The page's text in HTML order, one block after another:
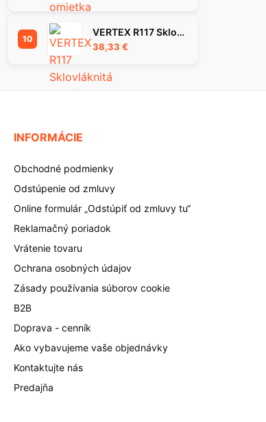
10
VERTEX R117 Sklovláknitá mriežka 55m2
38,33 €
INFORMÁCIE
Obchodné podmienky
Odstúpenie od zmluvy
Online formulár „Odstúpiť od zmluvy tu“
Reklamačný poriadok
Vrátenie tovaru
Ochrana osobných údajov
Zásady používania súborov cookie
B2B
Doprava - cenník
Ako vybavujeme vaše objednávky
Kontaktujte nás
Predajňa